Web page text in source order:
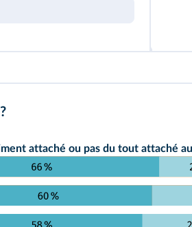
attaché ou pas du tout attaché